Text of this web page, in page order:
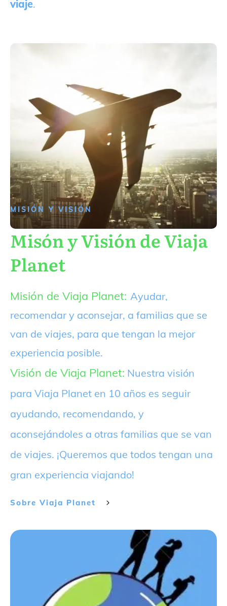
viaje.
MISIÓN Y VISIÓN
Misón y Visión de Viaja
Planet
Misión de Viaja Planet: Ayudar,
recomendar y aconsejar, a familias que se
van de viajes, para que tengan la mejor
experiencia posible.
Visión de Viaja Planet: Nuestra visión
para Viaja Planet en 10 años es seguir
ayudando, recomendando, y
aconsejándoles a otras familias que se van
de viajes. ¡Queremos que todos tengan una
gran experiencia viajando!
Sobre Viaja Planet